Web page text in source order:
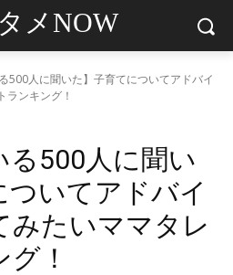
メNOW
500人に聞いた】子育てについてアドバイ
ランキング！
る500人に聞い
ついてアドバイ
みたいママタレ
！